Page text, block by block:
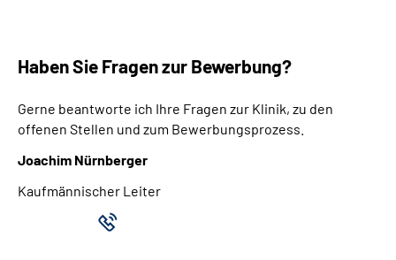
Haben Sie Fragen zur Bewerbung?
Gerne beantworte ich Ihre Fragen zur Klinik, zu den
offenen Stellen und zum Bewerbungsprozess.
Joachim Nürnberger
Kaufmännischer Leiter